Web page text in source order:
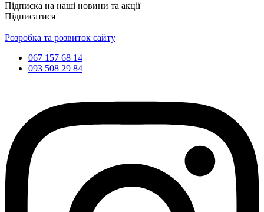
Підписка на наші новини та акції
Підписатися
Розробка та розвиток сайту
067 157 68 14
093 508 29 84